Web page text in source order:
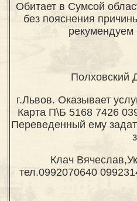
Обитает в Сумсой
без пояснения
Полховский
г.Львов. Оказывает
Карта П\Б 5168 7426
Переведенный ему
Клач
тел.0992070640